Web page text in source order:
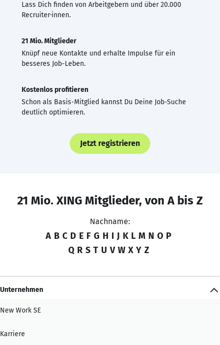
Lass Dich finden von Arbeitgebern und über 20.000
Recruiter·innen.
21 Mio. Mitglieder
Knüpf neue Kontakte und erhalte Impulse für ein
besseres Job-Leben.
Kostenlos profitieren
Schon als Basis-Mitglied kannst Du Deine Job-Suche
deutlich optimieren.
Jetzt registrieren
21 Mio. XING Mitglieder, von A bis Z
Nachname:
A B C D E F G H I J K L M N O P
Q R S T U V W X Y Z
Unternehmen
New Work SE
Karriere